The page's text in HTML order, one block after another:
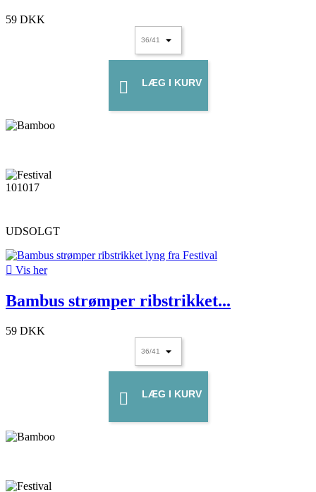
59 DKK
 LÆG I KURV
UDSOLGT
 Vis her
Bambus strømper ribstrikket...
59 DKK
 LÆG I KURV